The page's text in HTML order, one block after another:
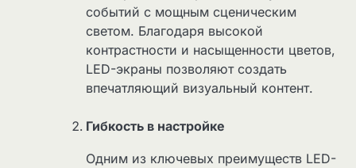
событий с мощным сценическим
светом. Благодаря высокой
контрастности и насыщенности цветов,
LED-экраны позволяют создать
впечатляющий визуальный контент.
Гибкость в настройке
Одним из ключевых преимуществ LED-